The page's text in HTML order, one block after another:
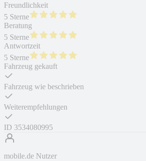
Freundlichkeit
5 Sterne
Beratung
5 Sterne
Antwortzeit
5 Sterne
Fahrzeug gekauft
Fahrzeug wie beschrieben
Weiterempfehlungen
ID 3534080995
mobile.de Nutzer